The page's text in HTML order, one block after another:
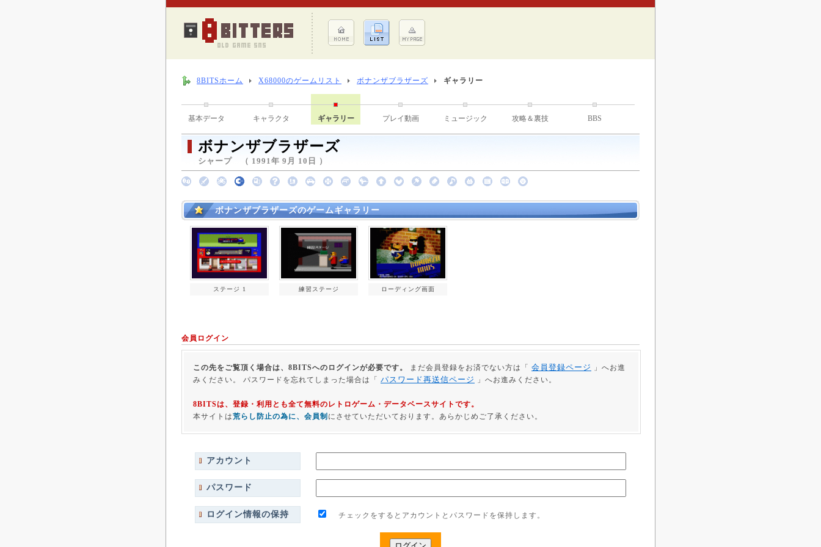
8BITSホーム X68000のゲームリスト ボナンザブラザーズ ギャラリー
基本データ キャラクタ ギャラリー プレイ動画 ミュージック 攻略＆裏技 BBS
ボナンザブラザーズ
シャープ （ 1991年 9月 10日 ）
ボナンザブラザーズのゲームギャラリー
ステージ 1 練習ステージ ローディング画面
会員ログイン
この先をご覧頂く場合は、8BITSへのログインが必要です。 まだ会員登録をお済でない方は「 会員登録ページ
」へお進
みください。 パスワードを忘れてしまった場合は「 パスワード再送信ページ 」へお進みください。
8BITSは、登録・利用とも全て無料のレトロゲーム・データベースサイトです。
本サイトは荒らし防止の為に、会員制 にさせていただいております。あらかじめご了承ください。
アカウント
パスワード
ログイン情報の保持 チェックをするとアカウントとパスワードを保持します。